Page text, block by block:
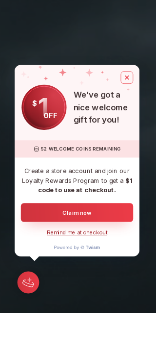
$1OFF
We’ve got a
nice welcome
gift for you!
52 WELCOME COINS REMAINING
Create a store account and join our
Loyalty Rewards Program to get a $1
code to use at checkout.
Claim now
Remind me at checkout